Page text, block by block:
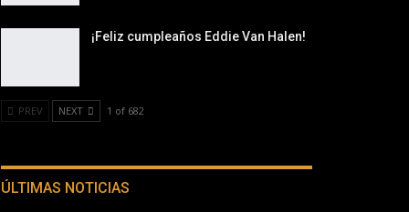
¡Feliz cumpleaños Eddie Van Halen!
PREV NEXT 1 of 682
ÚLTIMAS NOTICIAS